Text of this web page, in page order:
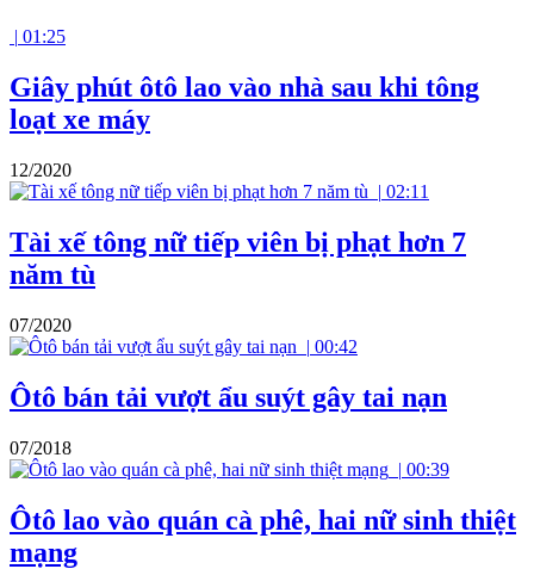
| 01:25
Giây phút ôtô lao vào nhà sau khi tông
loạt xe máy
12/2020
| 02:11
Tài xế tông nữ tiếp viên bị phạt hơn 7
năm tù
07/2020
| 00:42
Ôtô bán tải vượt ẩu suýt gây tai nạn
07/2018
| 00:39
Ôtô lao vào quán cà phê, hai nữ sinh thiệt
mạng